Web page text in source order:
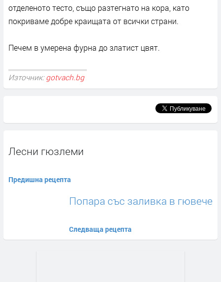
отделеното тесто, също разтегнато на кора, като
покриваме добре краищата от всички страни.
Печем в умерена фурна до златист цвят.
Източник: gotvach.bg
Лесни гюзлеми
Предишна рецепта
Попара със заливка в гювече
Следваща рецепта